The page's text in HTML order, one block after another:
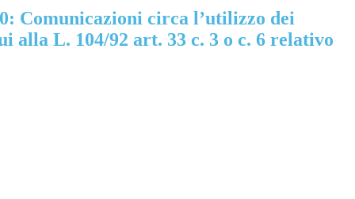
Comunicazioni circa l’utilizzo dei
alla L. 104/92 art. 33 c. 3 o c. 6 relativo